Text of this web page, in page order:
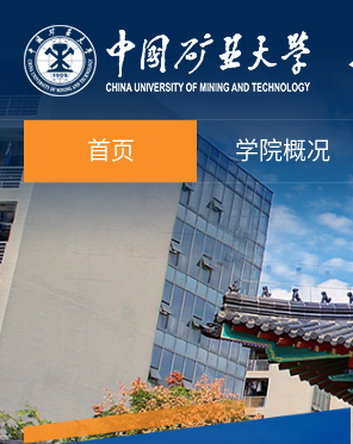
首页 学院概况